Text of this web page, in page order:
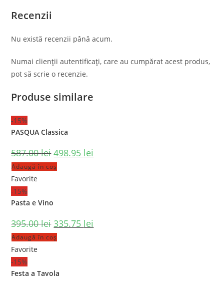
Recenzii
Nu există recenzii până acum.
Numai clienții autentificați, care au cumpărat acest produs,
pot să scrie o recenzie.
Produse similare
-15%
PASQUA Classica
587.00lei 498.95 lei
Adaugă în coș
Favorite
-15%
Pasta e Vino
395.00lei 335.75 lei
Adaugă în coș
Favorite
-15%
Festa a Tavola